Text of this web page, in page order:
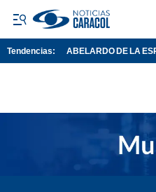
Tendencias: ABELARDO DE LA